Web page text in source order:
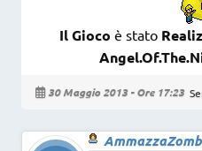
Il Gioco è stato
30 Maggio 2013 - Ore 17:23